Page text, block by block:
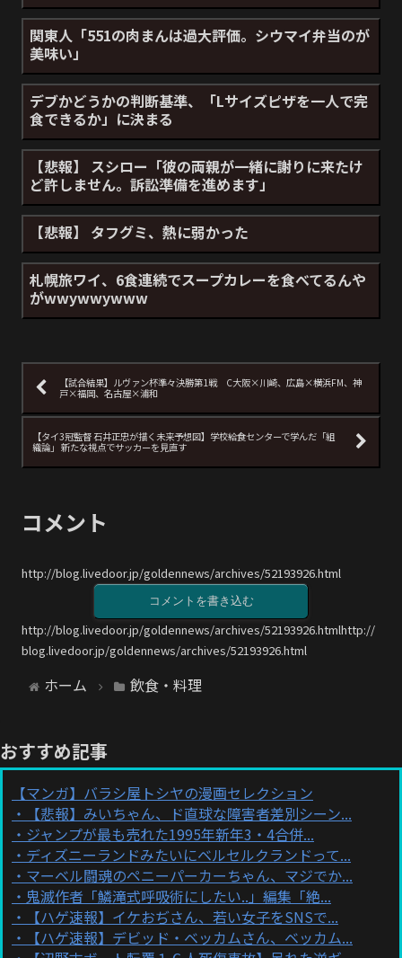
関東人「551の肉まんは過大評価。シウマイ弁当のが
美味い」
デブかどうかの判断基準、「Lサイズピザを一人で完
食できるか」に決まる
【悲報】 スシロー「彼の両親が一緒に謝りに来たけ
ど許しません。訴訟準備を進めます」
【悲報】 タフグミ、熱に弱かった
札幌旅ワイ、6食連続でスープカレーを食べてるんや
がwwywwywww
【試合結果】ルヴァン杯準々決勝第1戦 C大阪×川崎、広島×横浜FM、神
戸×福岡、名古屋×浦和
【タイ3冠監督 石井正忠が描く未来予想図】学校給食センターで学んだ「組
織論」 新たな視点でサッカーを見直す
コメント
http://blog.livedoor.jp/goldennews/archives/52193926.html
コメントを書き込む
http://blog.livedoor.jp/goldennews/archives/52193926.htmlhttp://
blog.livedoor.jp/goldennews/archives/52193926.html
ホーム 飲食・料理
おすすめ記事
【マンガ】バラシ屋トシヤの漫画セレクション
【悲報】みいちゃん、ド直球な障害者差別シーン...
ジャンプが最も売れた1995年新年3・4合併...
ディズニーランドみたいにベルセルクランドって...
マーベル闘魂のペニーパーカーちゃん、マジでか...
鬼滅作者「鱗滝式呼吸術にしたい..」編集「絶...
【ハゲ速報】イケおぢさん、若い女子をSNSで...
【ハゲ速報】デビッド・ベッカムさん、ベッカム...